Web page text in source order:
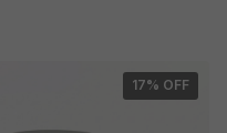
17% OFF